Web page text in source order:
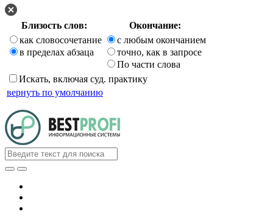
Близость слов:
Окончание:
как словосочетание
в пределах абзаца
с любым окончанием
точно, как в запросе
По части слова
Искать, включая суд. практику
вернуть по умолчанию